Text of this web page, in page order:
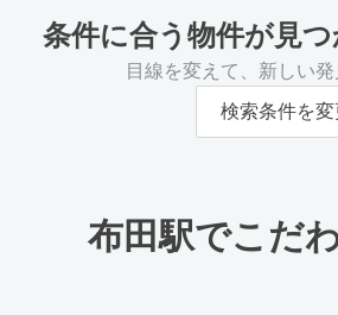
条件に合う物件が見
目線を変えて、新しい
検索条件を変
布田駅でこだ